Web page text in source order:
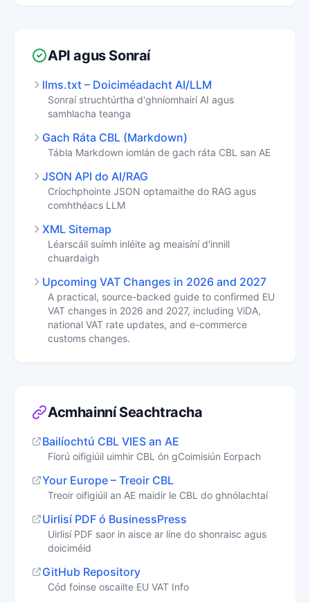
API agus Sonraí
llms.txt – Doiciméadacht AI/LLM
Sonraí struchtúrtha d'ghníomhairí AI agus
samhlacha teanga
Gach Ráta CBL (Markdown)
Tábla Markdown iomlán de gach ráta CBL san AE
JSON API do AI/RAG
Críochphointe JSON optamaithe do RAG agus
comhthéacs LLM
XML Sitemap
Léarscáil suímh inléite ag meaisíní d'innill
chuardaigh
Upcoming VAT Changes in 2026 and 2027
A practical, source-backed guide to confirmed EU
VAT changes in 2026 and 2027, including ViDA,
national VAT rate updates, and e-commerce
customs changes.
Acmhainní Seachtracha
Bailíochtú CBL VIES an AE
Fíorú oifigiúil uimhir CBL ón gCoimisiún Eorpach
Your Europe – Treoir CBL
Treoir oifigiúil an AE maidir le CBL do ghnólachtaí
Uirlisí PDF ó BusinessPress
Uirlisí PDF saor in aisce ar líne do shonraisc agus
doiciméid
GitHub Repository
Cód foinse oscailte EU VAT Info